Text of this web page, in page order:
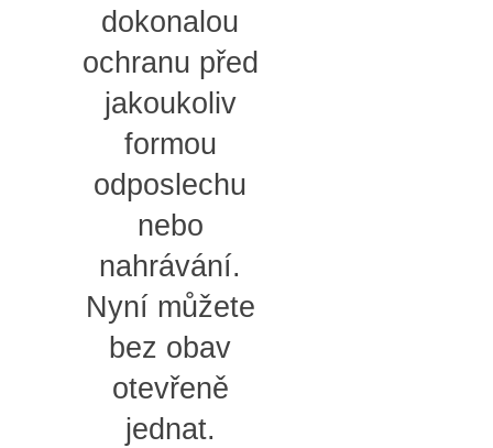
dokonalou
ochranu před
jakoukoliv
formou
odposlechu
nebo
nahrávání.
Nyní můžete
bez obav
otevřeně
jednat.